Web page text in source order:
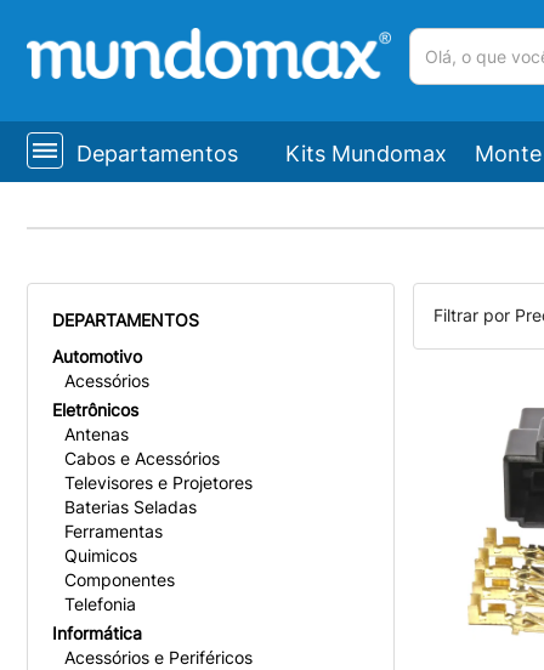
Departamentos Kits Mundomax
DEPARTAMENTOS
Automotivo
Acessórios
Eletrônicos
Antenas
Cabos e Acessórios
Televisores e Projetores
Baterias Seladas
Ferramentas
Quimicos
Componentes
Telefonia
Informática
Acessórios e Periféricos
Filtrar por